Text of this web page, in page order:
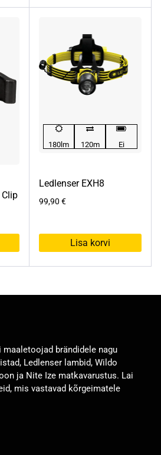
180lm 120m Ei
Ledlenser EXH8
99,90 €
Lisa korvi
brändidele nagu
Ledlenser lambid, Wildo
ja Nite Ize matkavarustus. Lai
mis vastavad kõrgeimatele